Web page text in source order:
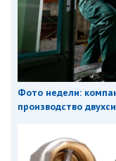
Фото недели:
производство